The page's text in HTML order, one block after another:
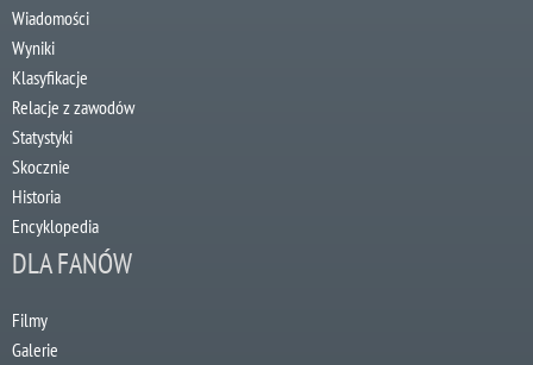
Wiadomości
Wyniki
Klasyfikacje
Relacje z zawodów
Statystyki
Skocznie
Historia
Encyklopedia
DLA FANÓW
Filmy
Galerie